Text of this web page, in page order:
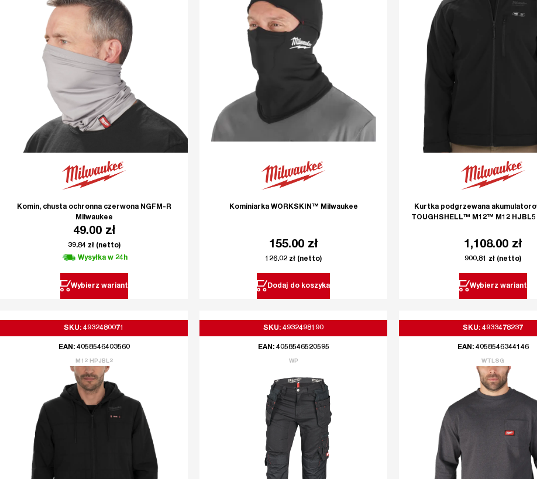
Komin, chusta ochronna czerwona NGFM-R
Milwaukee
49.00 zł
39.84 zł(netto)
Wysyłka w 24h
Wybierz wariant
Kominiarka WORKSKIN™ Milwaukee
155.00 zł
126.02 zł (netto)
Dodaj do koszyka
Kurtka podgrzewana
TOUGHSHELL™ M12™ M12
1,108.00 zł
900.81 zł (netto)
Wybierz wariant
SKU: 4932480071
EAN: 4058546403560
M12 HPJBL2
SKU: 4932498190
EAN: 4058546520595
WP
SKU: 4933478237
EAN: 4058546344146
WTLSG